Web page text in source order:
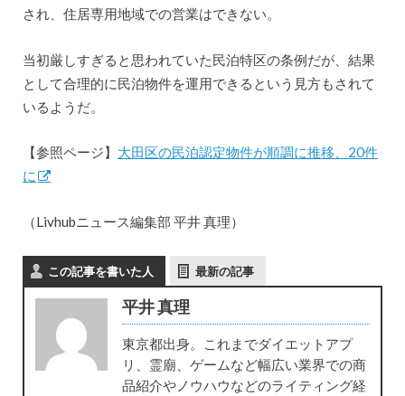
され、住居専用地域での営業はできない。
当初厳しすぎると思われていた民泊特区の条例だが、結果
として合理的に民泊物件を運用できるという見方もされて
いるようだ。
【参照ページ】 大田区の民泊認定物件が順調に推移、20件
に
（Livhubニュース編集部 平井 真理）
この記事を書いた人 最新の記事
平井 真理
東京都出身。これまでダイエットアプ
リ、霊廟、ゲームなど幅広い業界での商
品紹介やノウハウなどのライティング経